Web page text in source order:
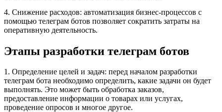
4. Снижение расходов: автоматизация бизнес-процессов с
помощью телеграм ботов позволяет сократить затраты на
оперативную деятельность.
Этапы разработки телеграм ботов
1. Определение целей и задач: перед началом разработки
телеграм бота необходимо определить, какие задачи он будет
выполнять. Это может быть обработка заказов,
предоставление информации о товарах или услугах,
проведение опросов и многое другое.